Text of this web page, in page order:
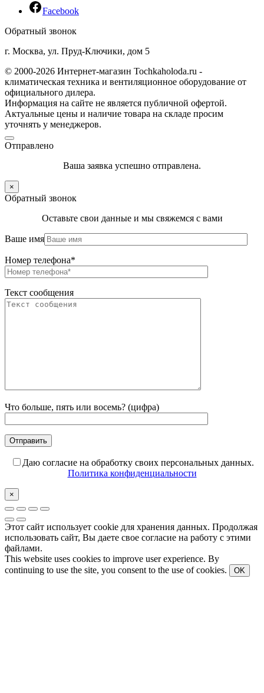
Facebook
Обратный звонок
г. Москва, ул. Пруд-Ключики, дом 5
© 2000-2026 Интернет-магазин Tochkaholoda.ru -
климатическая техника и вентиляционное оборудование от
официального дилера.
Информация на сайте не является публичной офертой.
Актуальные цены и наличие товара на складе просим
уточнять у менеджеров.
Отправлено
Ваша заявка успешно отправлена.
×
Обратный звонок
Оставьте свои данные и мы свяжемся с вами
Ваше имя
Номер телефона*
Текст сообщения
Что больше, пять или восемь? (цифра)
Даю согласие на обработку своих персональных данных.
Политика конфиденциальности
×
Этот сайт использует cookie для хранения данных. Продолжая
использовать сайт, Вы даете свое согласие на работу с этими
файлами.
This website uses cookies to improve user experience. By
continuing to use the site, you consent to the use of cookies.
OK